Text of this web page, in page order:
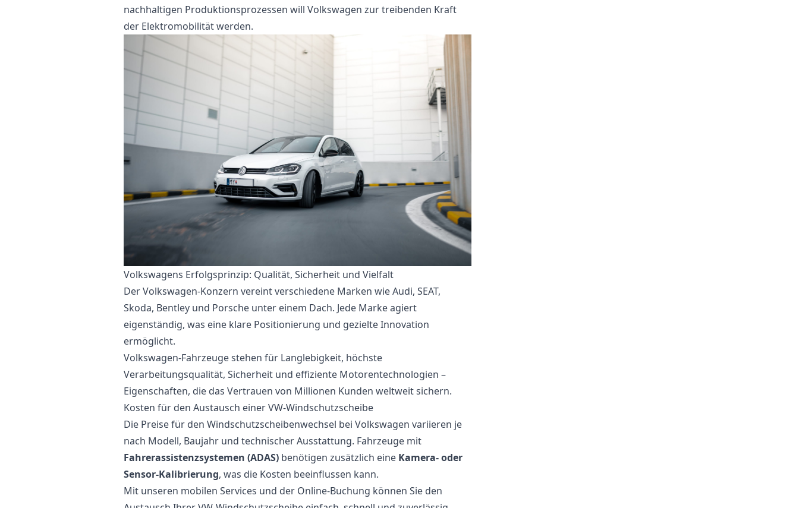
nachhaltigen Produktionsprozessen will Volkswagen zur treibenden Kraft
der Elektromobilität werden.
Volkswagens Erfolgsprinzip: Qualität, Sicherheit und Vielfalt
Der Volkswagen-Konzern vereint verschiedene Marken wie Audi, SEAT,
Skoda, Bentley und Porsche unter einem Dach. Jede Marke agiert
eigenständig, was eine klare Positionierung und gezielte Innovation
ermöglicht.
Volkswagen-Fahrzeuge stehen für Langlebigkeit, höchste
Verarbeitungsqualität, Sicherheit und effiziente Motorentechnologien –
Eigenschaften, die das Vertrauen von Millionen Kunden weltweit sichern.
Kosten für den Austausch einer VW-Windschutzscheibe
Die Preise für den Windschutzscheibenwechsel bei Volkswagen variieren je
nach Modell, Baujahr und technischer Ausstattung. Fahrzeuge mit
Fahrerassistenzsystemen (ADAS) benötigen zusätzlich eine Kamera- oder
Sensor-Kalibrierung, was die Kosten beeinflussen kann.
Mit unseren mobilen Services und der Online-Buchung können Sie den